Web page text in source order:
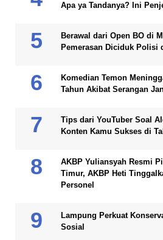
Apa ya Tandanya? Ini
Berawal dari Open BO di
Pemerasan Diciduk Polisi
Komedian Temon
Tahun Akibat Serangan
Tips dari YouTuber Soal
Konten Kamu Sukses di
AKBP Yuliansyah Resmi
Timur, AKBP Heti
Personel
Lampung Perkuat
Sosial